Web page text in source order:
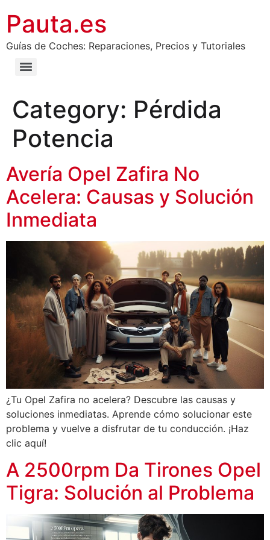
Pauta.es
Guías de Coches: Reparaciones, Precios y Tutoriales
Category: Pérdida
Potencia
Avería Opel Zafira No
Acelera: Causas y Solución
Inmediata
¿Tu Opel Zafira no acelera? Descubre las causas y
soluciones inmediatas. Aprende cómo solucionar este
problema y vuelve a disfrutar de tu conducción. ¡Haz
clic aquí!
A 2500rpm Da Tirones Opel
Tigra: Solución al Problema